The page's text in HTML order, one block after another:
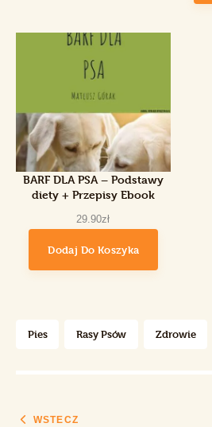
BARF DLA PSA – Podstawy
diety + Przepisy Ebook
29.90zł
Dodaj Do Koszyka
Pies Rasy Psów Zdrowie
WSTECZ